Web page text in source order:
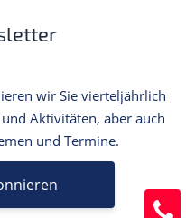
wir Sie vierteljährlich
Aktivitäten, aber auch
und Termine.